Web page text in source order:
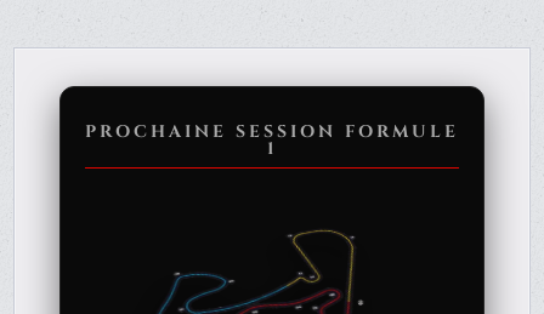
PROCHAINE SESSION FORMULE
1